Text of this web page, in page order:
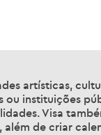
artísticas,
ou instituições
Visa
de criar